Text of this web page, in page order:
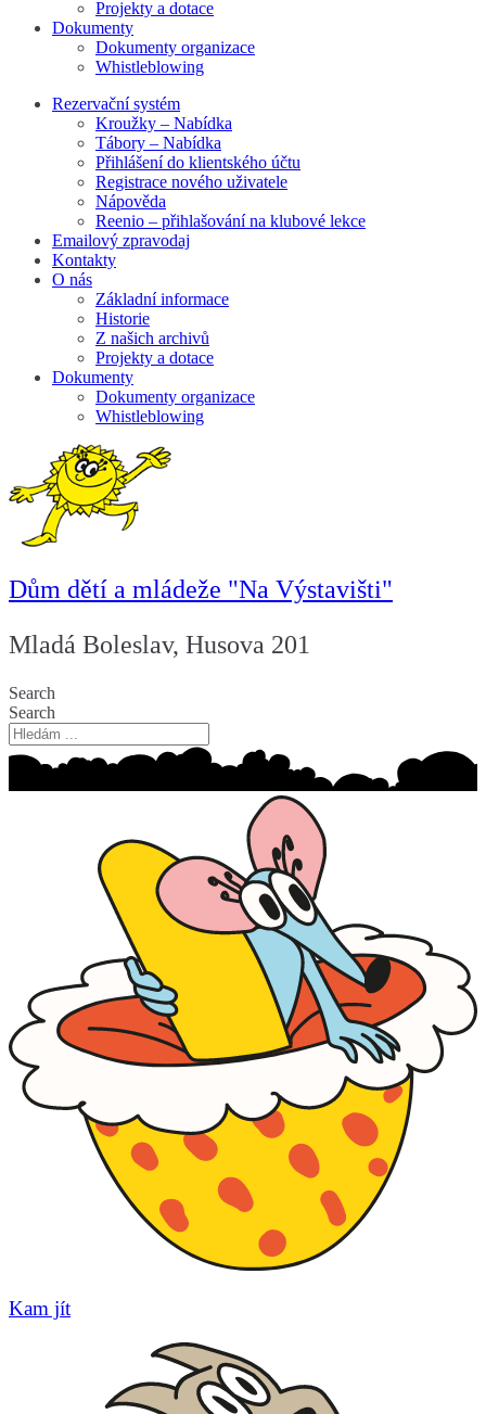
Projekty a dotace
Dokumenty
Dokumenty organizace
Whistleblowing
Rezervační systém
Kroužky – Nabídka
Tábory – Nabídka
Přihlášení do klientského účtu
Registrace nového uživatele
Nápověda
Reenio – přihlašování na klubové lekce
Emailový zpravodaj
Kontakty
O nás
Základní informace
Historie
Z našich archivů
Projekty a dotace
Dokumenty
Dokumenty organizace
Whistleblowing
Dům dětí a mládeže "Na Výstavišti"
Mladá Boleslav, Husova 201
Search
Search
Kam jít